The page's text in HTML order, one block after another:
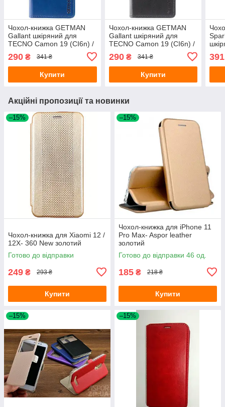
Чохол-книжка GETMAN
Gallant шкіряний для
TECNO Camon 19 (CI6n) /
290 ₴ 341 ₴
Купити
Чохол-книжка GETMAN
Gallant шкіряний для
TECNO Camon 19 (CI6n) /
290₴ 341 ₴
Купити
391
Акційні пропозиції та новинки
–15%
Чохол-книжка для Xiaomi 12 /
12X- 360 New золотий
Готово до відправки
249 ₴ 293 ₴
Купити
–15%
Чохол-книжка для iPhone 11
Pro Max- Aspor leather
золотий
Готово до відправки 46 од.
185 ₴ 218 ₴
Купити
–15% –15%